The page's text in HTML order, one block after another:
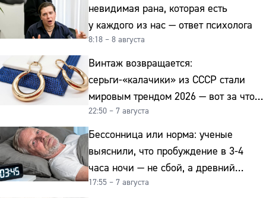
невидимая рана, которая есть
у каждого из нас — ответ психолога
8:18 – 8 августа
Винтаж возвращается:
серьги-«калачики» из СССР стали
мировым трендом 2026 — вот за что
их ценят ювелиры
22:50 – 7 августа
Бессонница или норма: ученые
выяснили, что пробуждение в 3-4
часа ночи — не сбой, а древний
биологический ритм
17:55 – 7 августа